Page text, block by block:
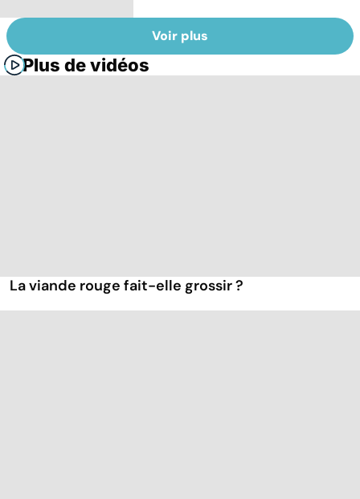
Voir plus
Plus de vidéos
La viande rouge fait-elle grossir ?